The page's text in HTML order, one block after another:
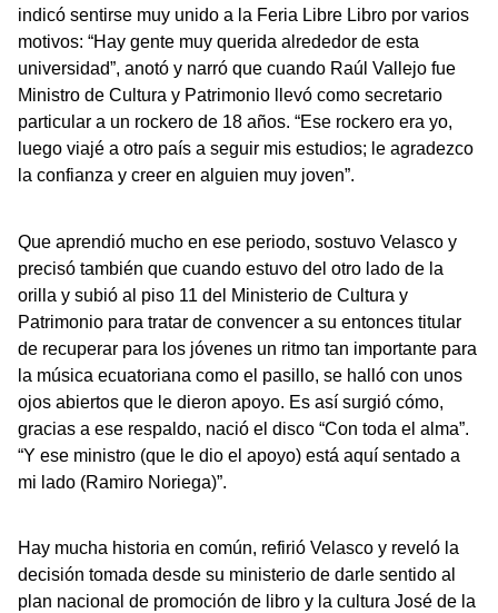
indicó sentirse muy unido a la Feria Libre Libro por varios
motivos: “Hay gente muy querida alrededor de esta
universidad”, anotó y narró que cuando Raúl Vallejo fue
Ministro de Cultura y Patrimonio llevó como secretario
particular a un rockero de 18 años. “Ese rockero era yo,
luego viajé a otro país a seguir mis estudios; le agradezco
la confianza y creer en alguien muy joven”.
Que aprendió mucho en ese periodo, sostuvo Velasco y
precisó también que cuando estuvo del otro lado de la
orilla y subió al piso 11 del Ministerio de Cultura y
Patrimonio para tratar de convencer a su entonces titular
de recuperar para los jóvenes un ritmo tan importante para
la música ecuatoriana como el pasillo, se halló con unos
ojos abiertos que le dieron apoyo. Es así surgió cómo,
gracias a ese respaldo, nació el disco “Con toda el alma”.
“Y ese ministro (que le dio el apoyo) está aquí sentado a
mi lado (Ramiro Noriega)”.
Hay mucha historia en común, refirió Velasco y reveló la
decisión tomada desde su ministerio de darle sentido al
plan nacional de promoción de libro y la cultura José de la